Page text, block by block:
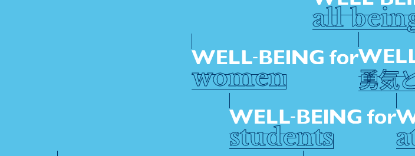
all
women 勇気
students